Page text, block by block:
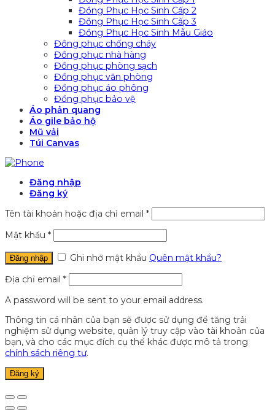
Đồng Phục Học Sinh Cấp 2
Đồng Phục Học Sinh Cấp 3
Đồng Phục Học Sinh Mẫu Giáo
Đồng phục chống cháy
Đồng phục nhà hàng
Đồng phục phòng sạch
Đồng phục văn phòng
Đồng phục áo phông
Đồng phục bảo vệ
Áo phản quang
Áo gile bảo hộ
Mũ vải
Túi Canvas
Đăng nhập
Đăng ký
Tên tài khoản hoặc địa chỉ email *
Mật khẩu *
Đăng nhập Ghi nhớ mật khẩu Quên mật khẩu?
Địa chỉ email *
A password will be sent to your email address.
Thông tin cá nhân của bạn sẽ được sử dụng để tăng trải
nghiệm sử dụng website, quản lý truy cập vào tài khoản của
bạn, và cho các mục đích cụ thể khác được mô tả trong
chính sách riêng tư.
Đăng ký